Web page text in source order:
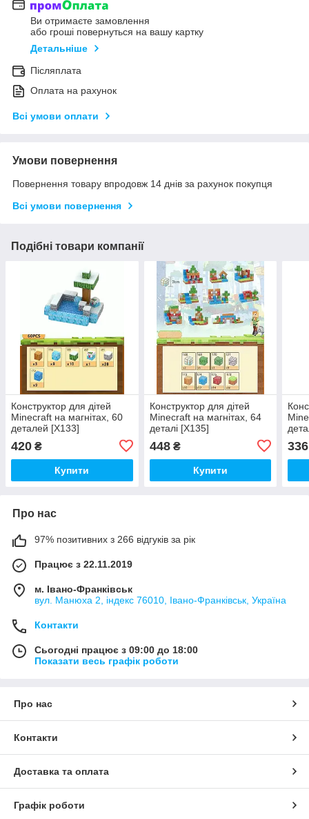
Ви отримаєте замовлення
або гроші повернуться на вашу картку
Детальніше
Післяплата
Оплата на рахунок
Всі умови оплати
Умови повернення
Повернення товару впродовж 14 днів за рахунок покупця
Всі умови повернення
Подібні товари компанії
Конструктор для дітей
Minecraft на магнітах, 60
деталей [X133]
420 ₴
Купити
Конструктор для дітей
Minecraft на магнітах, 64
деталі [X135]
448₴
Купити
336
Про нас
97% позитивних з 266 відгуків за рік
Працює з 22.11.2019
м. Івано-Франківськ
вул. Манюха 2, індекс 76010, Івано-Франківськ, Україна
Контакти
Сьогодні працює з 09:00 до 18:00
Показати весь графік роботи
Про нас
Контакти
Доставка та оплата
Графік роботи